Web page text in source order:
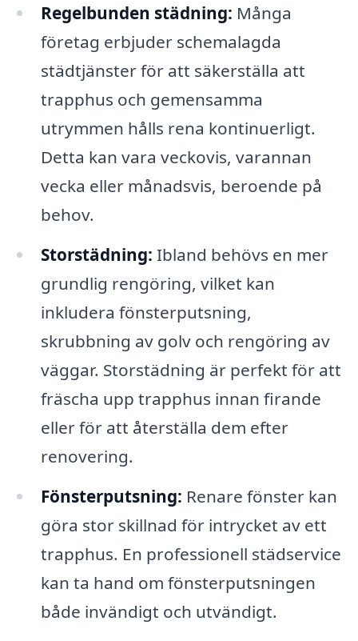
Regelbunden städning: Många
företag erbjuder schemalagda
städtjänster för att säkerställa att
trapphus och gemensamma
utrymmen hålls rena kontinuerligt.
Detta kan vara veckovis, varannan
vecka eller månadsvis, beroende på
behov.
Storstädning: Ibland behövs en mer
grundlig rengöring, vilket kan
inkludera fönsterputsning,
skrubbning av golv och rengöring av
väggar. Storstädning är perfekt för att
fräscha upp trapphus innan firande
eller för att återställa dem efter
renovering.
Fönsterputsning: Renare fönster kan
göra stor skillnad för intrycket av ett
trapphus. En professionell städservice
kan ta hand om fönsterputsningen
både invändigt och utvändigt.